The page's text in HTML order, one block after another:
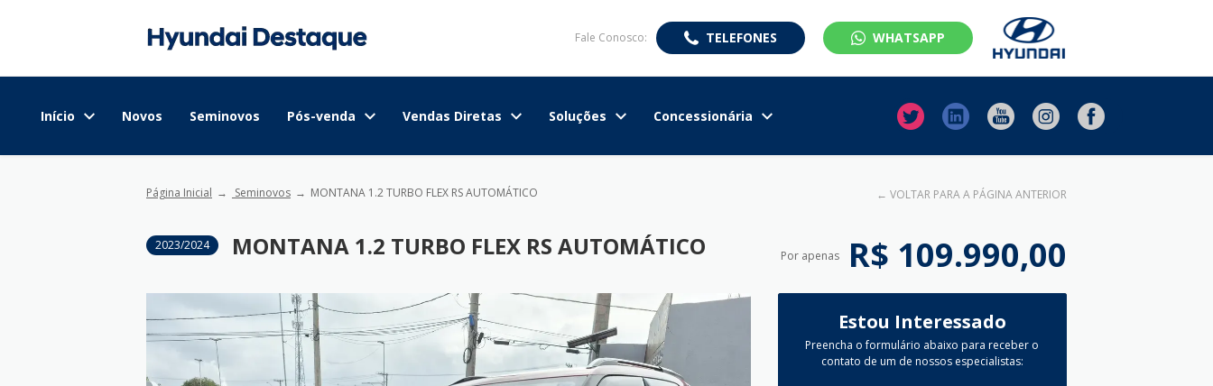
Fale Conosco: TELEFONES WHATSAPP
Início Novos Seminovos Pós-venda Vendas Diretas Soluções Concessionária
Página Inicial Seminovos MONTANA 1.2 TURBO FLEX RS AUTOMÁTICO ← VOLTAR PARA A PÁGINA ANTERIOR
2023/2024 MONTANA 1.2 TURBO FLEX RS AUTOMÁTICO Por apenas R$ 109.990,00
Estou Interessado
Preencha o formulário abaixo para receber o
contato de um de nossos especialistas: